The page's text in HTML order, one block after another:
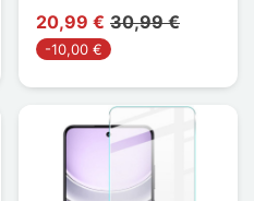
20,99 € 30,99 €
-10,00 €